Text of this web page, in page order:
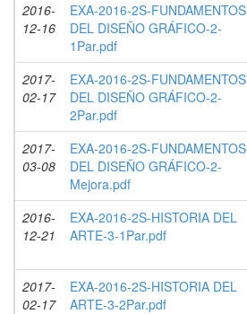
2016-
12-16
EXA-2016-2S-FUNDAMENTOS
DEL DISEÑO GRÁFICO-2-
1Par.pdf
2017-
02-17
EXA-2016-2S-FUNDAMENTOS
DEL DISEÑO GRÁFICO-2-
2Par.pdf
2017-
03-08
EXA-2016-2S-FUNDAMENTOS
DEL DISEÑO GRÁFICO-2-
Mejora.pdf
2016-
12-21
EXA-2016-2S-HISTORIA DEL
ARTE-3-1Par.pdf
2017-
02-17
EXA-2016-2S-HISTORIA DEL
ARTE-3-2Par.pdf